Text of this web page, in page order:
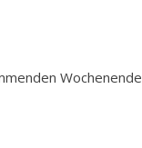
Wochenende